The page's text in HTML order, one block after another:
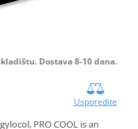
Dostava 8-10 dana.
Usporedite
PRO COOL is an